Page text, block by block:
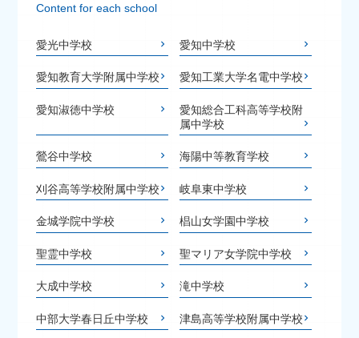
Content for each school
愛光中学校 愛知中学校
愛知教育大学附属中学校 愛知工業大学名電中学校
愛知淑徳中学校
愛知総合工科高等学校附
属中学校
鶯谷中学校 海陽中等教育学校
刈谷高等学校附属中学校 岐阜東中学校
金城学院中学校 椙山女学園中学校
聖霊中学校 聖マリア女学院中学校
大成中学校 滝中学校
中部大学春日丘中学校 津島高等学校附属中学校